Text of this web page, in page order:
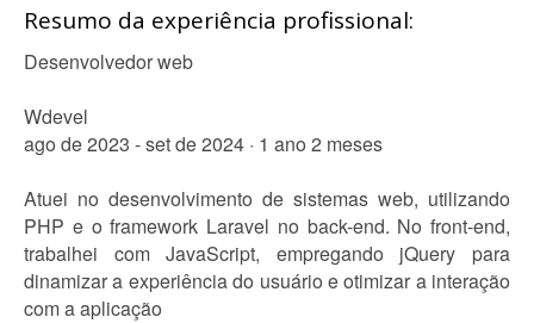
Resumo da experiência profissional:
Desenvolvedor web
Wdevel
ago de 2023 - set de 2024 · 1 ano 2 meses
Atuei no desenvolvimento de sistemas web, utilizando
PHP e o framework Laravel no back-end. No front-end,
trabalhei com JavaScript, empregando jQuery para
dinamizar a experiência do usuário e otimizar a interação
com a aplicação